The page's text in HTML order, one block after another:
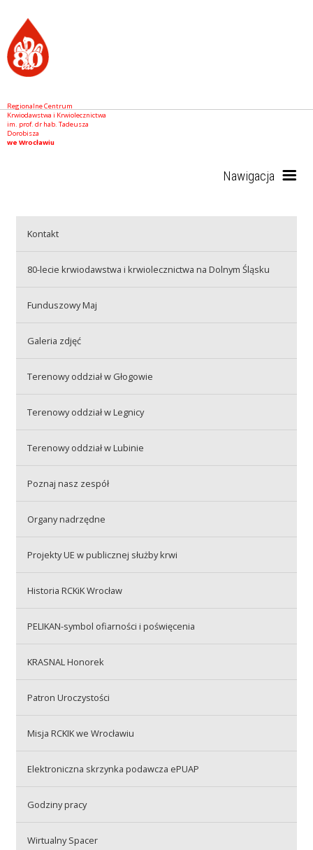
Regionalne Centrum
Krwiodawstwa i Krwiolecznictwa
im. prof. dr hab. Tadeusza
Dorobisza
we Wrocławiu
Nawigacja
Akcje wyjazdowe
Szkolenia
Praca
BIP
Kontakt
80-lecie krwiodawstwa i krwiolecznictwa na Dolnym Śląsku
Funduszowy Maj
Galeria zdjęć
Terenowy oddział w Głogowie
Terenowy oddział w Legnicy
Terenowy oddział w Lubinie
Poznaj nasz zespół
Organy nadrzędne
Projekty UE w publicznej służby krwi
Historia RCKiK Wrocław
PELIKAN-symbol ofiarności i poświęcenia
KRASNAL Honorek
Patron Uroczystości
Misja RCKIK we Wrocławiu
Elektroniczna skrzynka podawcza ePUAP
Godziny pracy
Wirtualny Spacer